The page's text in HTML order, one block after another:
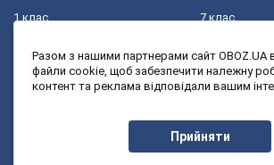
1 клас
3 клас
7 клас
9 клас
Разом з нашими партнерами сайт OBOZ.UA
файли cookie, щоб забезпечити належну
контент та реклама відповідали вашим
Прийняти